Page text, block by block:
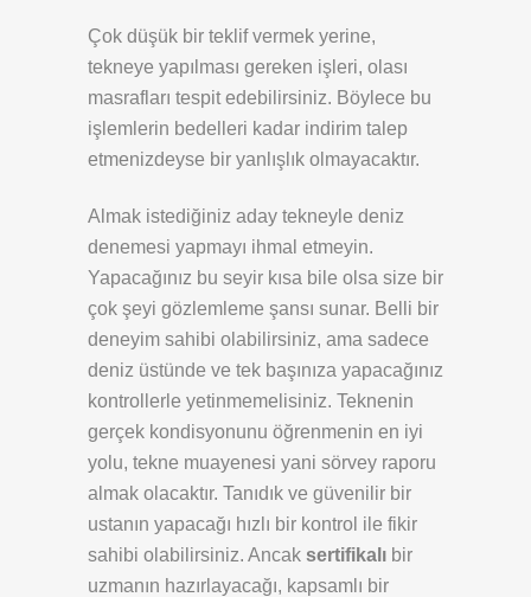
Çok düşük bir teklif vermek yerine,
tekneye yapılması gereken işleri, olası
masrafları tespit edebilirsiniz. Böylece bu
işlemlerin bedelleri kadar indirim talep
etmenizdeyse bir yanlışlık olmayacaktır.
Almak istediğiniz aday tekneyle deniz
denemesi yapmayı ihmal etmeyin.
Yapacağınız bu seyir kısa bile olsa size bir
çok şeyi gözlemleme şansı sunar. Belli bir
deneyim sahibi olabilirsiniz, ama sadece
deniz üstünde ve tek başınıza yapacağınız
kontrollerle yetinmemelisiniz. Teknenin
gerçek kondisyonunu öğrenmenin en iyi
yolu, tekne muayenesi yani sörvey raporu
almak olacaktır. Tanıdık ve güvenilir bir
ustanın yapacağı hızlı bir kontrol ile fikir
sahibi olabilirsiniz. Ancak sertifikalı bir
uzmanın hazırlayacağı, kapsamlı bir